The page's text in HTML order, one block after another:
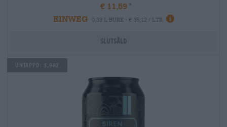
€ 11,59
EINWEG
0,33 L BURK - € 35,12 / LTR
Slutsåld
Untappd: 3,982